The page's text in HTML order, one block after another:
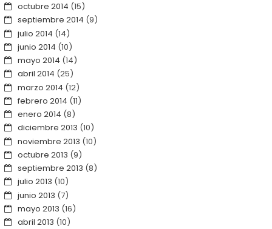
octubre 2014 (15)
septiembre 2014 (9)
julio 2014 (14)
junio 2014 (10)
mayo 2014 (14)
abril 2014 (25)
marzo 2014 (12)
febrero 2014 (11)
enero 2014 (8)
diciembre 2013 (10)
noviembre 2013 (10)
octubre 2013 (9)
septiembre 2013 (8)
julio 2013 (10)
junio 2013 (7)
mayo 2013 (16)
abril 2013 (10)